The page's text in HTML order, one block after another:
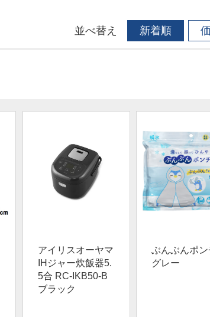
並べ替え 新着順
アイリスオーヤマ
IHジャー炊飯器5.
5合 RC-IKB50-B
ブラック
ぶんぶんポン
グレー